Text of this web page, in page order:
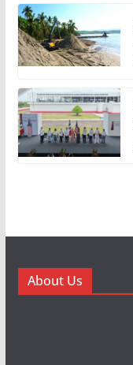
About Us